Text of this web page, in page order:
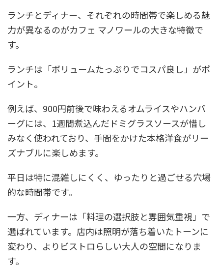
ランチとディナー、それぞれの時間帯で楽しめる魅
力が異なるのがカフェ マノワールの大きな特徴で
す。
ランチは「ボリュームたっぷりでコスパ良し」がポ
イント。
例えば、900円前後で味わえるオムライスやハンバ
ーグには、1週間煮込んだドミグラスソースが惜し
みなく使われており、手間をかけた本格洋食がリー
ズナブルに楽しめます。
平日は特に混雑しにくく、ゆったりと過ごせる穴場
的な時間帯です。
一方、ディナーは「料理の選択肢と雰囲気重視」で
選ばれています。店内は照明が落ち着いたトーンに
変わり、よりビストロらしい大人の空間になりま
す。